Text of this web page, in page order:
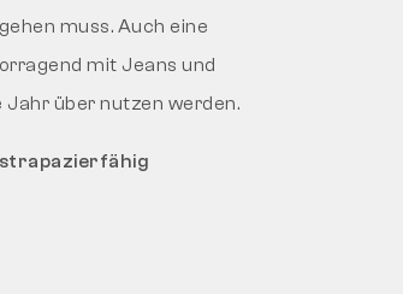
muss. Auch eine
mit Jeans und
Jahr über nutzen werden.